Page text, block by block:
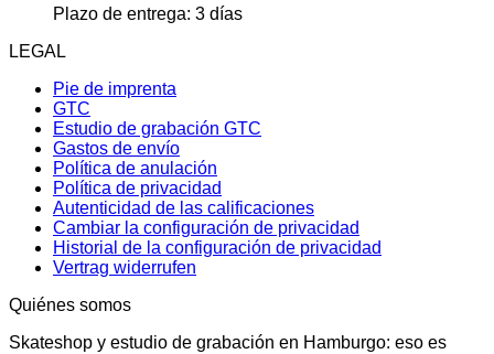
Plazo de entrega: 3 días
LEGAL
Pie de imprenta
GTC
Estudio de grabación GTC
Gastos de envío
Política de anulación
Política de privacidad
Autenticidad de las calificaciones
Cambiar la configuración de privacidad
Historial de la configuración de privacidad
Vertrag widerrufen
Quiénes somos
Skateshop y estudio de grabación en Hamburgo: eso es